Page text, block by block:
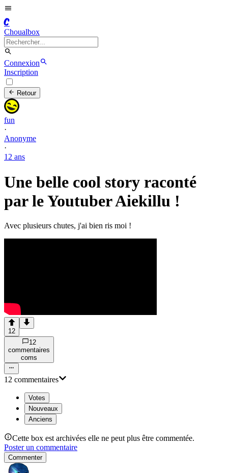
C
Choualbox
Connexion
Inscription
Retour
fun
·
Anonyme
·
12 ans
Une belle cool story raconté
par le Youtuber Aiekillu !
Avec plusieurs chutes, j'ai bien ris moi !
12
12
commentaires
coms
12 commentaires
Votes
Nouveaux
Anciens
Cette box est archivées elle ne peut plus être commentée.
Poster un commentaire
Commenter